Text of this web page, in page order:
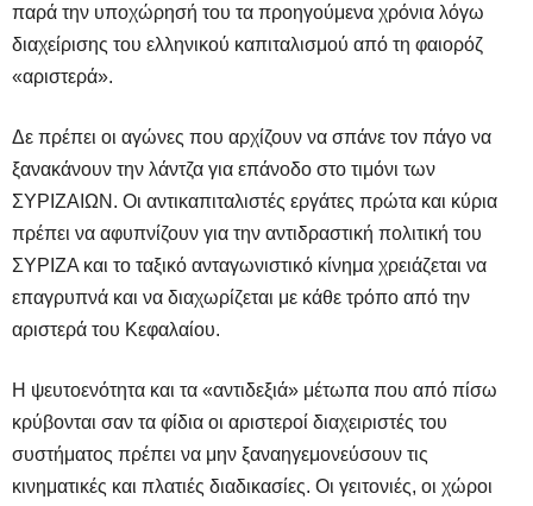
παρά την υποχώρησή του τα προηγούμενα χρόνια λόγω
διαχείρισης του ελληνικού καπιταλισμού από τη φαιορόζ
«αριστερά».
Δε πρέπει οι αγώνες που αρχίζουν να σπάνε τον πάγο να
ξανακάνουν την λάντζα για επάνοδο στο τιμόνι των
ΣΥΡΙΖΑΙΩΝ. Οι αντικαπιταλιστές εργάτες πρώτα και κύρια
πρέπει να αφυπνίζουν για την αντιδραστική πολιτική του
ΣΥΡΙΖΑ και το ταξικό ανταγωνιστικό κίνημα χρειάζεται να
επαγρυπνά και να διαχωρίζεται με κάθε τρόπο από την
αριστερά του Κεφαλαίου.
Η ψευτοενότητα και τα «αντιδεξιά» μέτωπα που από πίσω
κρύβονται σαν τα φίδια οι αριστεροί διαχειριστές του
συστήματος πρέπει να μην ξαναηγεμονεύσουν τις
κινηματικές και πλατιές διαδικασίες. Οι γειτονιές, οι χώροι